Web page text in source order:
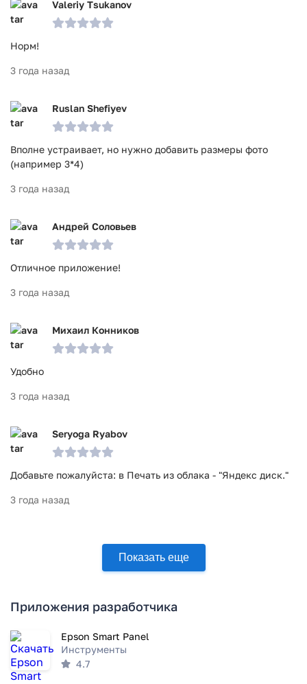
Valeriy Tsukanov
Норм!
3 года назад
Ruslan Shefiyev
Вполне устраивает, но нужно добавить размеры фото
(например 3*4)
3 года назад
Андрей Соловьев
Отличное приложение!
3 года назад
Михаил Конников
Удобно
3 года назад
Seryoga Ryabov
Добавьте пожалуйста: в Печать из облака - "Яндекс диск."
3 года назад
Показать еще
Приложения разработчика
Epson Smart Panel
Инструменты
4.7